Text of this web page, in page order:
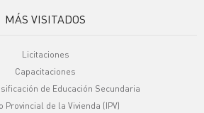
MÁS VISITADOS
Licitaciones
Capacitaciones
de Educación Secundaria
Provincial de la Vivienda (IPV)